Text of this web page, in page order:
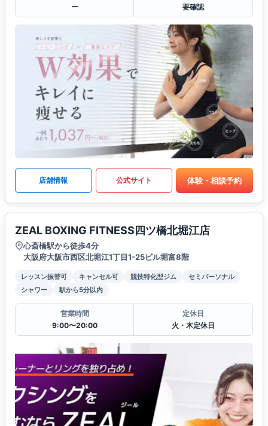
ー
要確認
店舗情報 公式サイト 体験・相談予約
ZEAL BOXING FITNESS四ツ橋北堀江店
心斎橋駅から徒歩4分
大阪府大阪市西区北堀江1丁目1-25ビル堀富8階
レッスン振替可 キャンセル可 競技特化型ジム
セミパーソナル
シャワー
駅から5分以内
営業時間
9:00〜20:00
定休日
火・木定休日